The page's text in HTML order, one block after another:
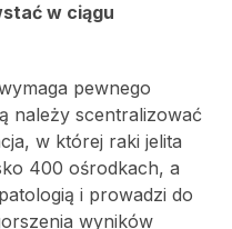
w ciągu
pewnego
należy scentralizować
w której raki jelita
400 ośrodkach, a
i prowadzi do
wyników